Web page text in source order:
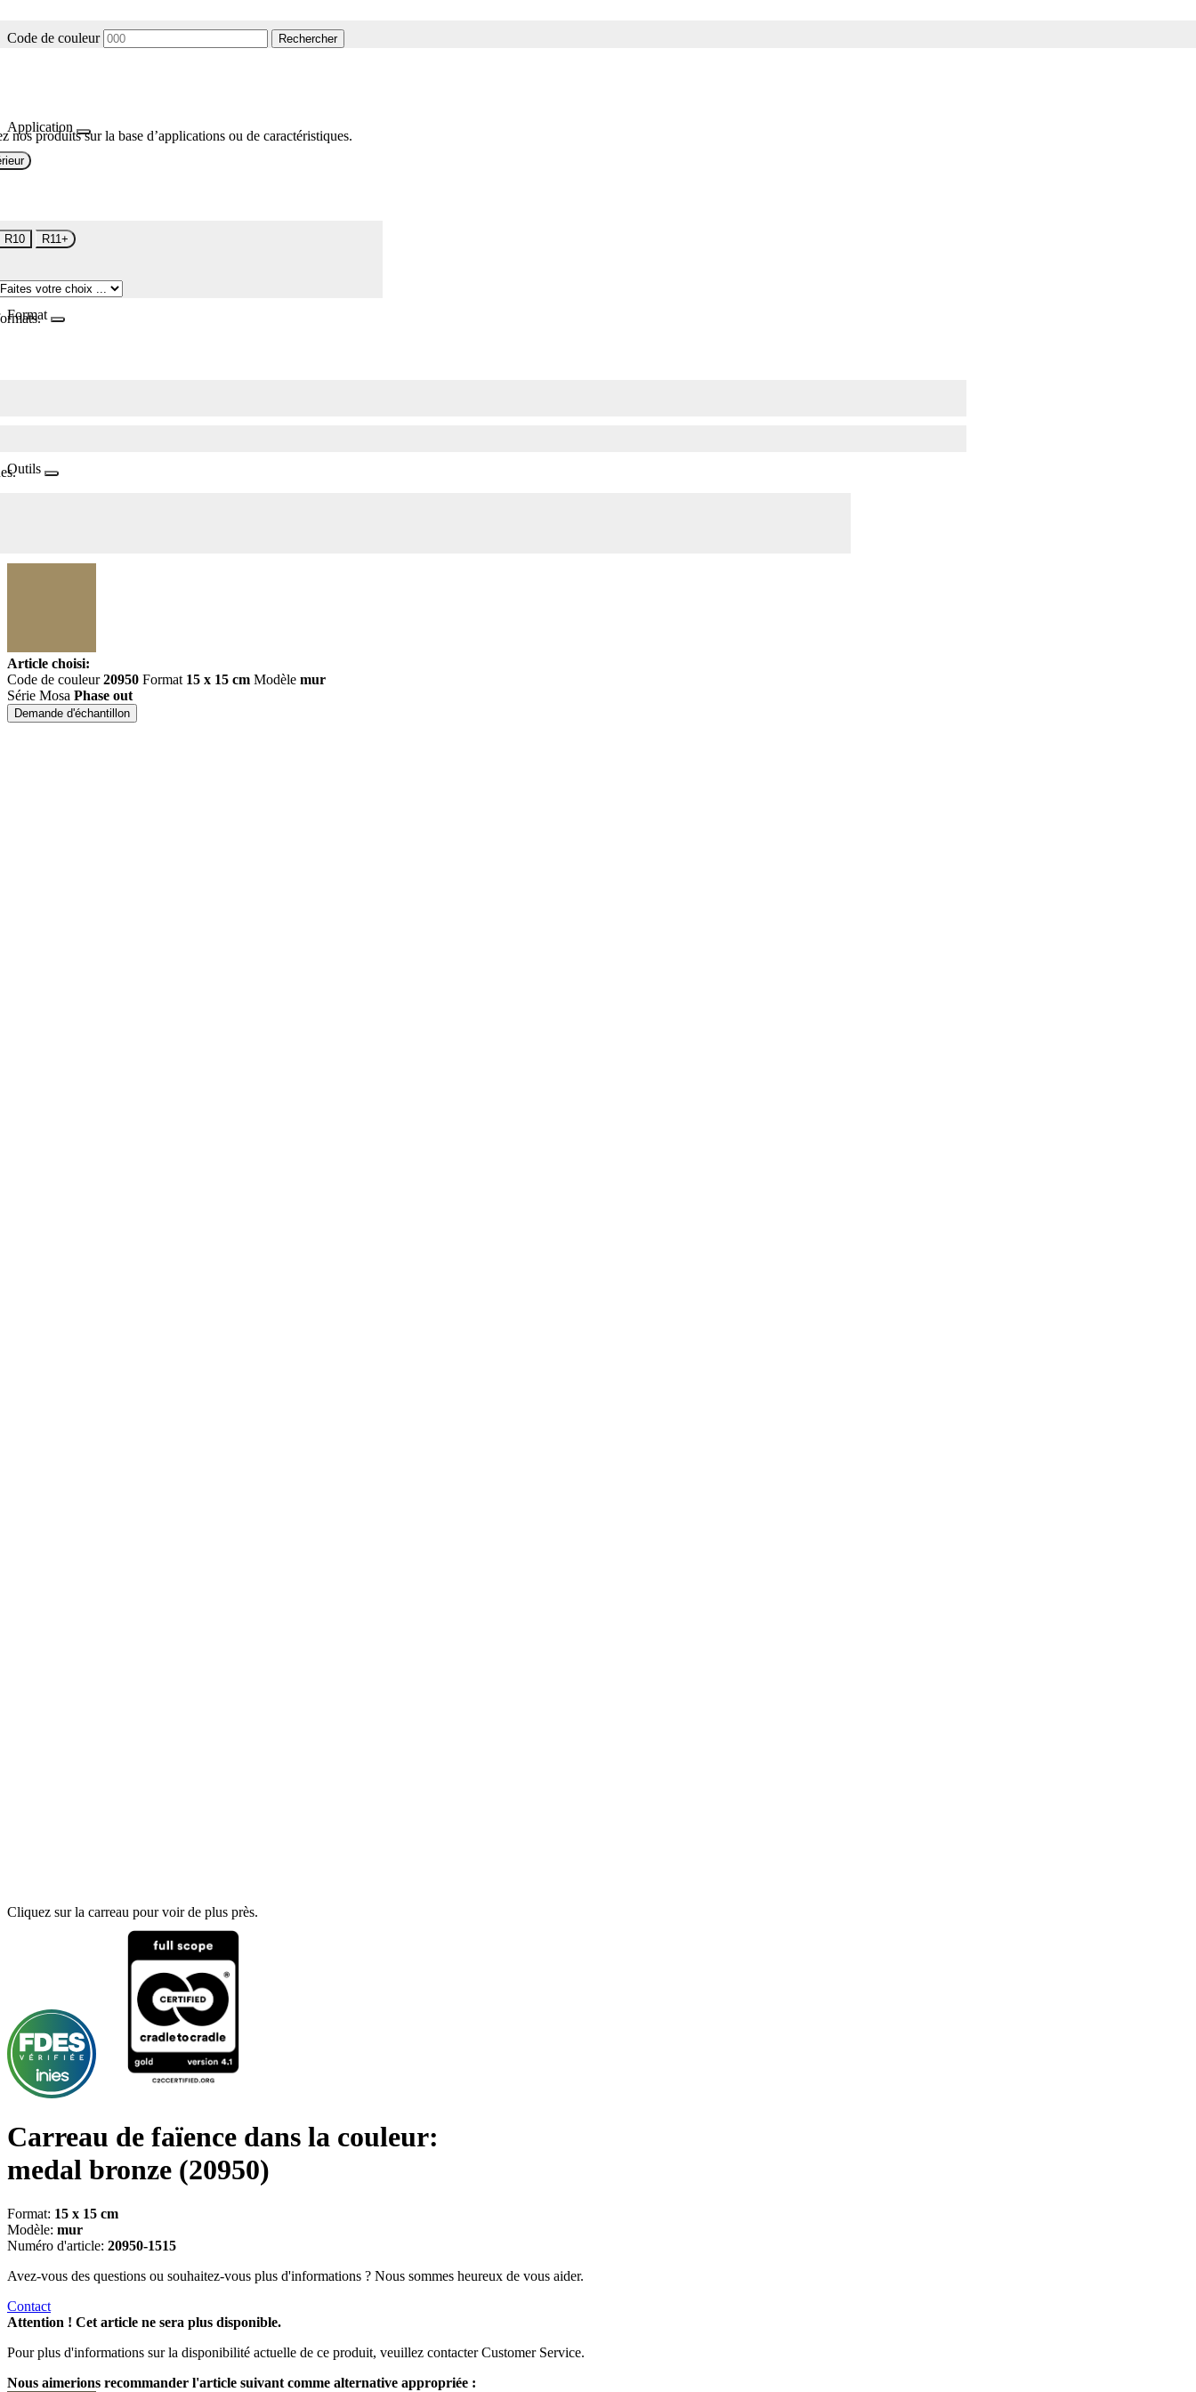
Code de couleur Rechercher
Application
nos produits sur la base d’applications ou de caractéristiques.
R10 R11+
Format
Outils
Article choisi:
Code de couleur20950 Format 15 x 15 cm Modèle mur
Série Mosa Phase out
Demande d'échantillon
Cliquez sur la carreau pour voir de plus près.
Carreau de faïence dans la couleur:
medal bronze (20950)
Format: 15 x 15 cm
Modèle: mur
Numéro d'article: 20950-1515
Avez-vous des questions ou souhaitez-vous plus d'informations ? Nous sommes heureux de vous aider.
Contact
Attention ! Cet article ne sera plus disponible.
Pour plus d'informations sur la disponibilité actuelle de ce produit, veuillez contacter Customer Service.
Nous aimerions recommander l'article suivant comme alternative appropriée :